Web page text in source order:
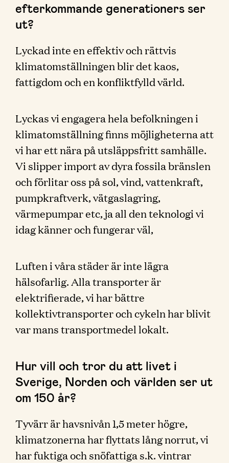
efterkommande generationers ser
ut?
Lyckad inte en effektiv och rättvis
klimatomställningen blir det kaos,
fattigdom och en konfliktfylld värld.
Lyckas vi engagera hela befolkningen i
klimatomställning finns möjligheterna att
vi har ett nära på utsläppsfritt samhälle.
Vi slipper import av dyra fossila bränslen
och förlitar oss på sol, vind, vattenkraft,
pumpkraftverk, vätgaslagring,
värmepumpar etc, ja all den teknologi vi
idag känner och fungerar väl,
Luften i våra städer är inte lägra
hälsofarlig. Alla transporter är
elektrifierade, vi har bättre
kollektivtransporter och cykeln har blivit
var mans transportmedel lokalt.
Hur vill och tror du att livet i
Sverige, Norden och världen ser ut
om 150 år?
Tyvärr är havsnivån 1,5 meter högre,
klimatzonerna har flyttats lång norrut, vi
har fuktiga och snöfattiga s.k. vintrar